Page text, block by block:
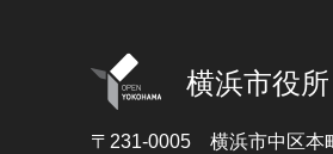
横浜市役所
〒231-0005 横浜市中区本